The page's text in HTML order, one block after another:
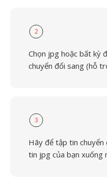
2
Chọn jpg hoặc bất kỳ
chuyển đổi sang (hỗ
3
Hãy để tập tin
tin jpg của bạn xuống